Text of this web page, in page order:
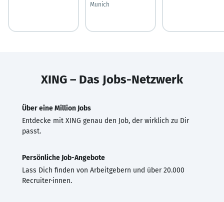
Munich
XING – Das Jobs-Netzwerk
Über eine Million Jobs
Entdecke mit XING genau den Job, der wirklich zu Dir
passt.
Persönliche Job-Angebote
Lass Dich finden von Arbeitgebern und über 20.000
Recruiter·innen.